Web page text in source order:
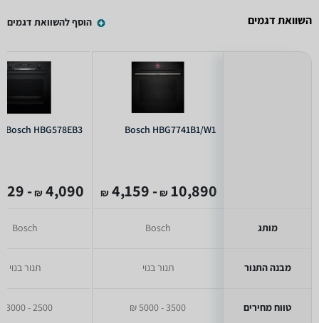
השוואת דגמים הוסף להשוואת דגמים
מותג
מבנה התנור
טווח מחירים
Bosch HBG7741B1/W1
10,890
₪
- 4,159
₪
Bosch
תנור בנוי
3500 - 5000 ₪
Bosch HBG578EB3
4,090
₪
- 2,629
Bosch
תנור בנוי
2500 - 3000 ₪